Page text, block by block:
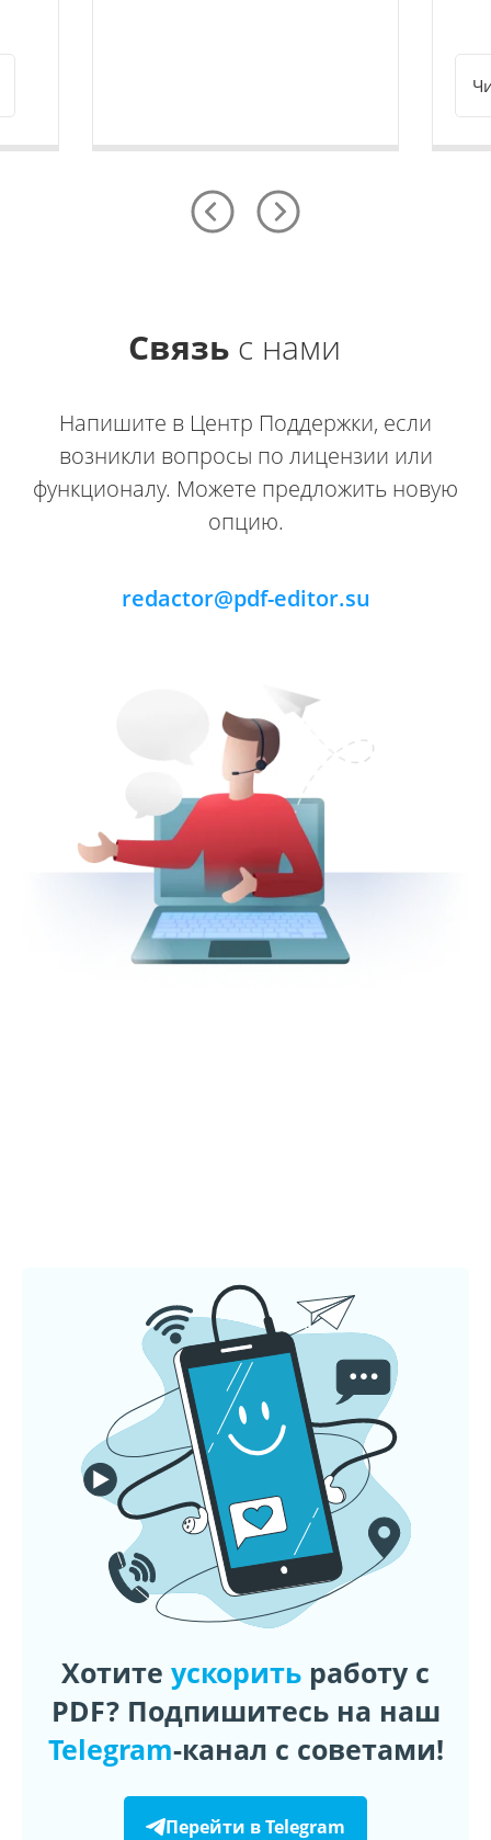
Связь с нами
Напишите в Центр Поддержки, если
возникли вопросы по лицензии или
функционалу. Можете предложить новую
опцию.
redactor@pdf-editor.su
Хотите ускорить работу с
PDF? Подпишитесь на наш
Telegram-канал с советами!
Перейти в Telegram